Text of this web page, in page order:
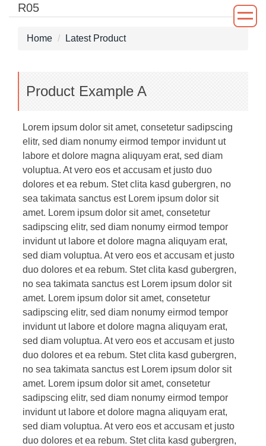
JumpR05
Home Latest Product
Product Example A
Lorem ipsum dolor sit amet, consetetur sadipscing
elitr, sed diam nonumy eirmod tempor invidunt ut
labore et dolore magna aliquyam erat, sed diam
voluptua. At vero eos et accusam et justo duo
dolores et ea rebum. Stet clita kasd gubergren, no
sea takimata sanctus est Lorem ipsum dolor sit
amet. Lorem ipsum dolor sit amet, consetetur
sadipscing elitr, sed diam nonumy eirmod tempor
invidunt ut labore et dolore magna aliquyam erat,
sed diam voluptua. At vero eos et accusam et justo
duo dolores et ea rebum. Stet clita kasd gubergren,
no sea takimata sanctus est Lorem ipsum dolor sit
amet. Lorem ipsum dolor sit amet, consetetur
sadipscing elitr, sed diam nonumy eirmod tempor
invidunt ut labore et dolore magna aliquyam erat,
sed diam voluptua. At vero eos et accusam et justo
duo dolores et ea rebum. Stet clita kasd gubergren,
no sea takimata sanctus est Lorem ipsum dolor sit
amet. Lorem ipsum dolor sit amet, consetetur
sadipscing elitr, sed diam nonumy eirmod tempor
invidunt ut labore et dolore magna aliquyam erat,
sed diam voluptua. At vero eos et accusam et justo
duo dolores et ea rebum. Stet clita kasd gubergren,